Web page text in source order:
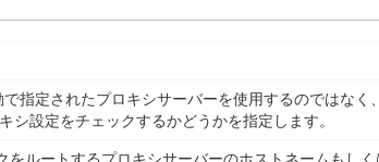
指定されたプロキシサーバーを使用するのではなく
シ設定をチェックするかどうかを指定します。